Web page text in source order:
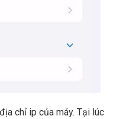
chỉ ip của máy. Tại lúc